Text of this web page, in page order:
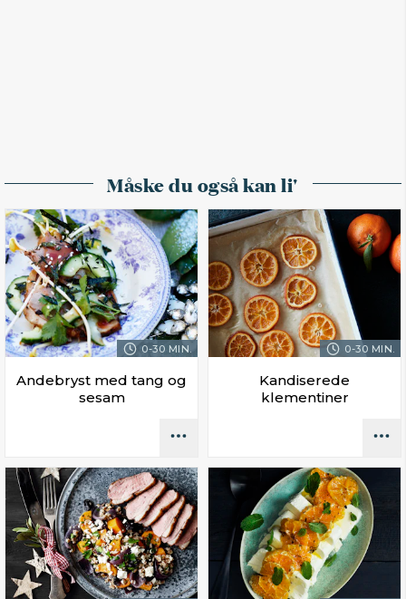
Måske du også kan li'
0-30 MIN.
Andebryst med tang og
sesam
0-30 MIN.
Kandiserede
klementiner